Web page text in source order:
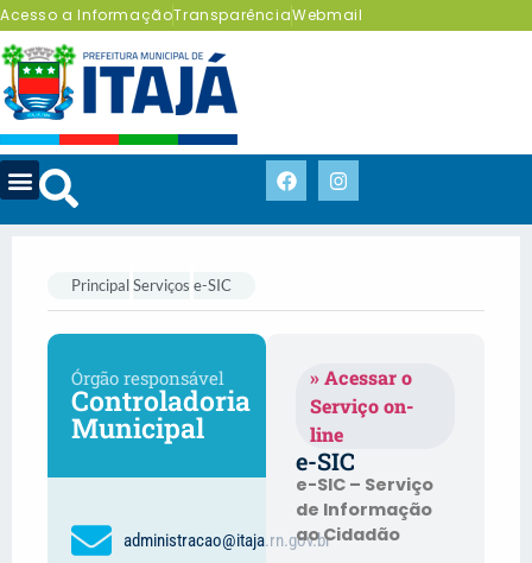
Acesso a InformaçãoTransparênciaWebmail
PrincipalServiços e-SIC
Órgão responsável
Controladoria
Municipal
administracao@itaja.rn.gov.br
» Acessar o
Serviço on-
line
e-SIC
e-SIC – Serviço
de Informação
ao Cidadão